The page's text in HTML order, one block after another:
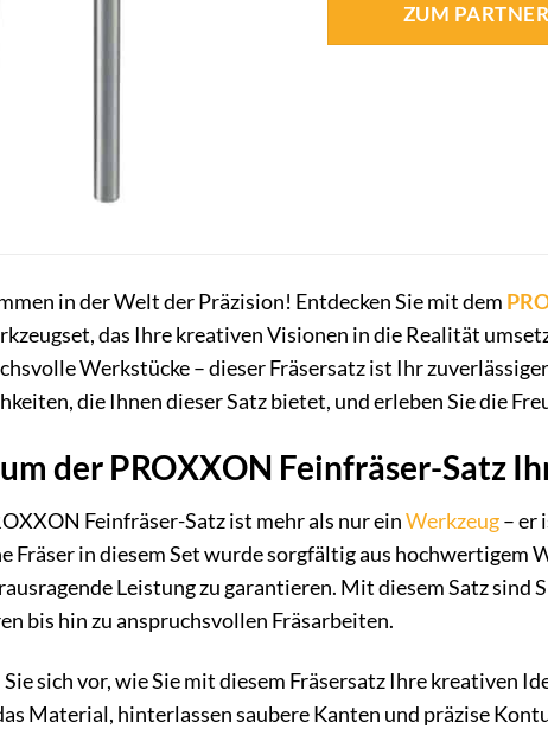
ZUM
in der Welt der Präzision! Entdecken Sie mit dem
das Ihre kreativen Visionen in die Realität
Werkstücke – dieser Fräsersatz ist Ihr
die Ihnen dieser Satz bietet, und erleben Sie die
der PROXXON Feinfräser-Satz
Feinfräser-Satz ist mehr als nur einWerkzeug– er
Fräser in diesem Set wurde sorgfältig aus
Leistung zu garantieren. Mit diesem Satz
bis hin zu anspruchsvollen Fräsarbeiten.
sich vor, wie Sie mit diesem Fräsersatz Ihre kreativen
Material, hinterlassen saubere Kanten und präzise